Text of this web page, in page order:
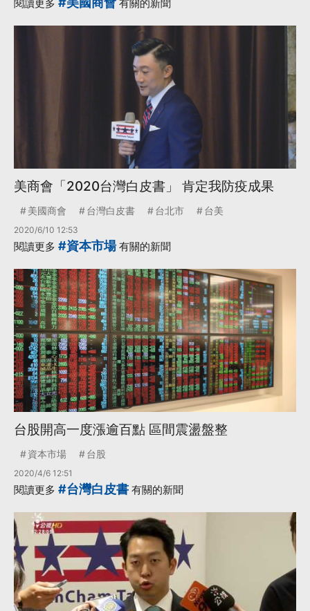
閱讀更多 有關的新聞
美商會「2020台灣白皮書」 肯定我防疫成果
美國商會 台灣白皮書 台北市 台美
2020/6/10 12:53
閱讀更多 #資本市場有關的新聞
台股開高一度漲逾百點 區間震盪盤整
資本市場 台股
2020/4/6 12:51
閱讀更多 #台灣白皮書 有關的新聞